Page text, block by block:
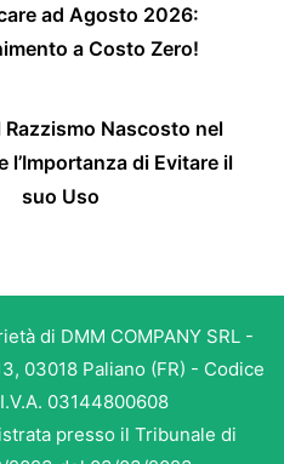
ad Agosto 2026:
a Costo Zero!
Razzismo Nascosto nel
l’Importanza di Evitare il
suo Uso
di DMM COMPANY SRL -
03018 Paliano (FR) - Codice
03144800608
presso il Tribunale di